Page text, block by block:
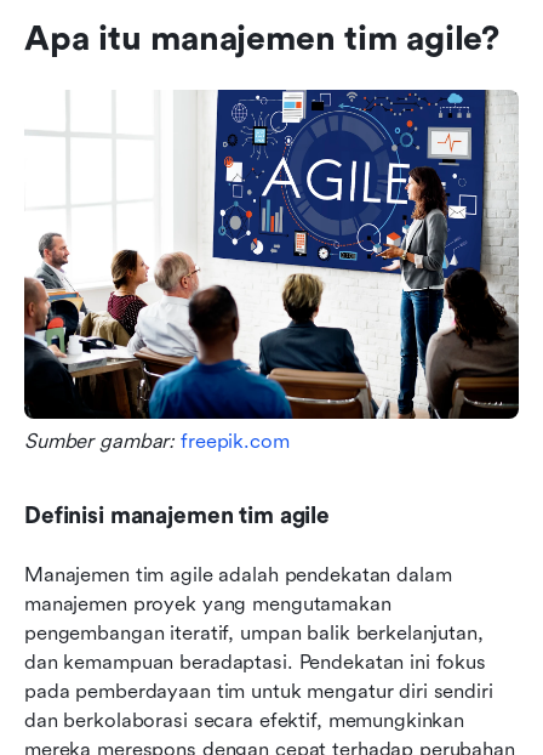
Apa itu manajemen tim agile?
Sumber gambar: freepik.com
Definisi manajemen tim agile
Manajemen tim agile adalah pendekatan dalam
manajemen proyek yang mengutamakan
pengembangan iteratif, umpan balik berkelanjutan,
dan kemampuan beradaptasi. Pendekatan ini fokus
pada pemberdayaan tim untuk mengatur diri sendiri
dan berkolaborasi secara efektif, memungkinkan
mereka merespons dengan cepat terhadap perubahan